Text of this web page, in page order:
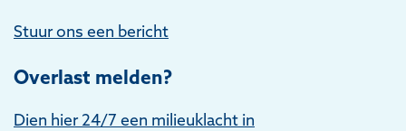
Stuur ons een bericht
Overlast melden?
Dien hier 24/7 een milieuklacht in